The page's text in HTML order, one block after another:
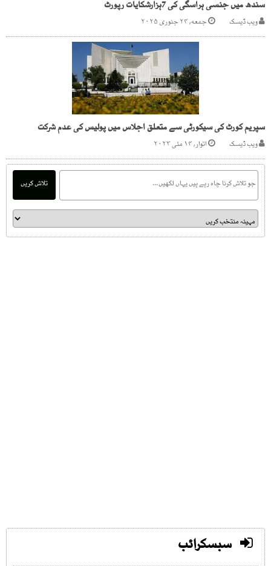
سندھ میں جنسی ہراسگی کی 7ہزارشکایات رپورٹ
ویب ڈیسک جمعه, ۲۴ جنوری ۲۰۲۵
سپریم کورٹ کی سیکورٹی سے متعلق اجلاس میں پولیس کی عدم شرکت
ویب ڈیسک اتوار, ۱۴ مئی ۲۰۲۳
تلاش کریں
سبسکرائب